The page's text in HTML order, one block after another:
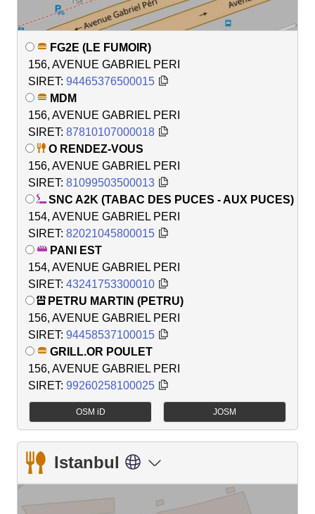
FG2E (LE FUMOIR)
156, AVENUE GABRIEL PERI
SIRET: 94465376500015
MDM
156, AVENUE GABRIEL PERI
SIRET: 87810107000018
O RENDEZ-VOUS
156, AVENUE GABRIEL PERI
SIRET: 81099503500013
SNC A2K (TABAC DES PUCES - AUX PUCES)
154, AVENUE GABRIEL PERI
SIRET: 82021045800015
PANI EST
154, AVENUE GABRIEL PERI
SIRET: 43241753300010
PETRU MARTIN (PETRU)
156, AVENUE GABRIEL PERI
SIRET: 94458537100015
GRILL.OR POULET
156, AVENUE GABRIEL PERI
SIRET: 99260258100025
OSM iD JOSM
Istanbul